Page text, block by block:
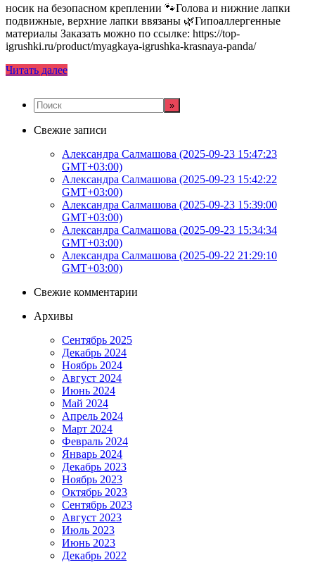
носик на безопасном креплении 🐾Голова и нижние лапки
подвижные, верхние лапки ввязаны 🌿Гипоаллергенные
материалы Заказать можно по ссылке: https://top-
igrushki.ru/product/myagkaya-igrushka-krasnaya-panda/
Читать далее
Свежие записи
Александра Салмашова (2025-09-23 15:47:23
GMT+03:00)
Александра Салмашова (2025-09-23 15:42:22
GMT+03:00)
Александра Салмашова (2025-09-23 15:39:00
GMT+03:00)
Александра Салмашова (2025-09-23 15:34:34
GMT+03:00)
Александра Салмашова (2025-09-22 21:29:10
GMT+03:00)
Свежие комментарии
Архивы
Сентябрь 2025
Декабрь 2024
Ноябрь 2024
Август 2024
Июнь 2024
Май 2024
Апрель 2024
Март 2024
Февраль 2024
Январь 2024
Декабрь 2023
Ноябрь 2023
Октябрь 2023
Сентябрь 2023
Август 2023
Июль 2023
Июнь 2023
Декабрь 2022